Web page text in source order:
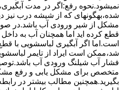
نمیشود.نحوه رﻓﻊ:اﮔﺮ در ﻣﺪت
ﺷﺪه،بهگونهای ﮐﻪ از ﺷﯿﺸﻪ درب
مشکل از شیر ورودی آب باشد.در
قطع کرده اید اما همچنان آب به
است.اما اگر آبگیری لباسشویی با
شد،ممکن است ایراد از تایمر
فشار آب شیلنگ ورودی آب
متخصص برای مشکل یابی و رفع
بگیرید.همچنین مطالب بیشتر در